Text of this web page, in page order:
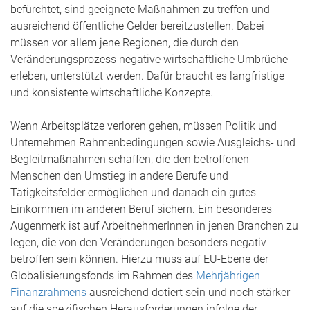
befürchtet, sind geeignete Maßnahmen zu treffen und
ausreichend öffentliche Gelder bereitzustellen. Dabei
müssen vor allem jene Regionen, die durch den
Veränderungsprozess negative wirtschaftliche Umbrüche
erleben, unterstützt werden. Dafür braucht es langfristige
und konsistente wirtschaftliche Konzepte.
Wenn Arbeitsplätze verloren gehen, müssen Politik und
Unternehmen Rahmenbedingungen sowie Ausgleichs- und
Begleitmaßnahmen schaffen, die den betroffenen
Menschen den Umstieg in andere Berufe und
Tätigkeitsfelder ermöglichen und danach ein gutes
Einkommen im anderen Beruf sichern. Ein besonderes
Augenmerk ist auf ArbeitnehmerInnen in jenen Branchen zu
legen, die von den Veränderungen besonders negativ
betroffen sein können. Hierzu muss auf EU-Ebene der
Globalisierungsfonds im Rahmen des Mehrjährigen
Finanzrahmens ausreichend dotiert sein und noch stärker